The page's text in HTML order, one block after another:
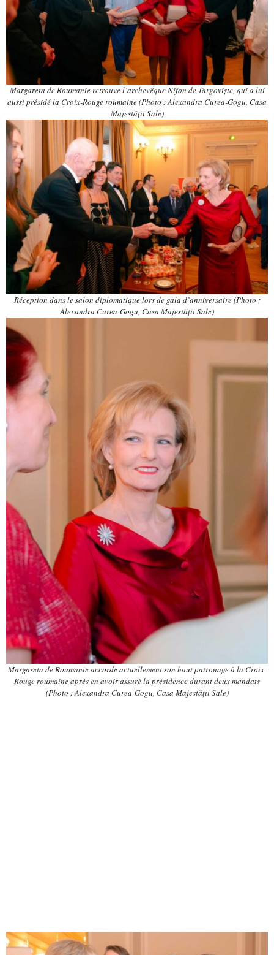
Margareta de Roumanie retrouve l’archevêque Nifon de Târgoviște, qui a lui
aussi présidé la Croix-Rouge roumaine (Photo : Alexandra Curea-Gogu, Casa
Majestății Sale)
Réception dans le salon diplomatique lors de gala d’anniversaire (Photo :
Alexandra Curea-Gogu, Casa Majestății Sale)
Margareta de Roumanie accorde actuellement son haut patronage à la Croix-
Rouge roumaine après en avoir assuré la présidence durant deux mandats
(Photo : Alexandra Curea-Gogu, Casa Majestății Sale)